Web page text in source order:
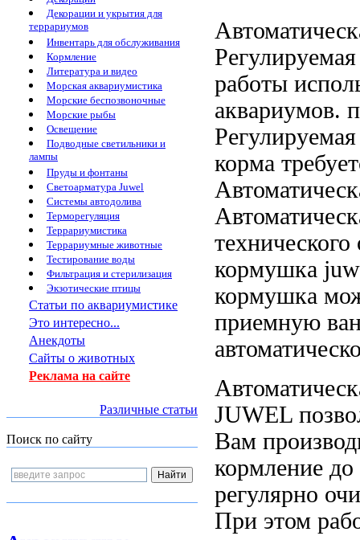
Декорации и укрытия для
террариумов
Инвентарь для обслуживания
Кормление
Литература и видео
Морская аквариумистика
Морские беспозвоночные
Морские рыбы
Освещение
Подводные светильники и
лампы
Пруды и фонтаны
Светоарматура Juwel
Системы автодолива
Терморегуляция
Террариумистика
Террариумные животные
Тестирование воды
Фильтрация и стерилизация
Экзотические птицы
Статьи по аквариумистике
Это интересно...
Анекдоты
Сайты о животных
Реклама на сайте
Различные статьи
Поиск по сайту
Регулируемая
работы
аквариумов.
корма
кормушка
кормушка
приемную
JUWEL
Вам
кормление до
регулярно
При этом